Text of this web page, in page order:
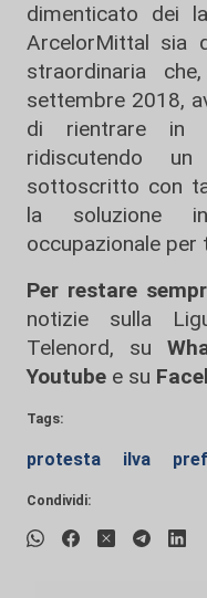
dimenticato dei
ArcelorMittal sia
straordinaria
settembre 2018,
di rientrare in
ridiscutendo
sottoscritto con
la soluzione
occupazionale per
Per restare
notizie sulla
Telenord, su
Youtube e su
Tags:
protesta ilva
Condividi: